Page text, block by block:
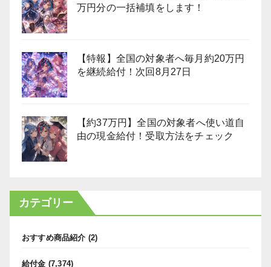
万円分の一括補填をします！
【特報】全国の対象者へ毎月約20万円
を継続給付！次回8月27日
【約37万円】全国の対象者へ使い道自
由の現金給付！受取方法をチェック
カテゴリー
おすすめ商品紹介 (2)
給付金 (7,374)